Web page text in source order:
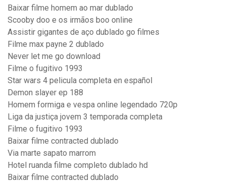
Baixar filme homem ao mar dublado
Scooby doo e os irmãos boo online
Assistir gigantes de aço dublado go filmes
Filme max payne 2 dublado
Never let me go download
Filme o fugitivo 1993
Star wars 4 pelicula completa en español
Demon slayer ep 188
Homem formiga e vespa online legendado 720p
Liga da justiça jovem 3 temporada completa
Filme o fugitivo 1993
Baixar filme contracted dublado
Via marte sapato marrom
Hotel ruanda filme completo dublado hd
Baixar filme contracted dublado